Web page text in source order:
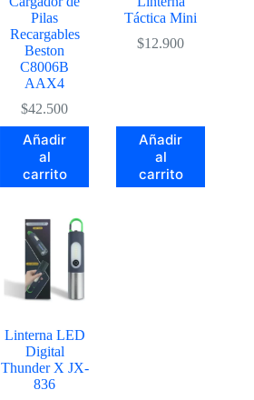
Pilas
Recargables
Beston
C8006B
AAX4
$42.500
Añadir
al
carrito
Táctica Mini
$12.900
Añadir
al
carrito
Linterna LED
Digital
Thunder X JX-
836